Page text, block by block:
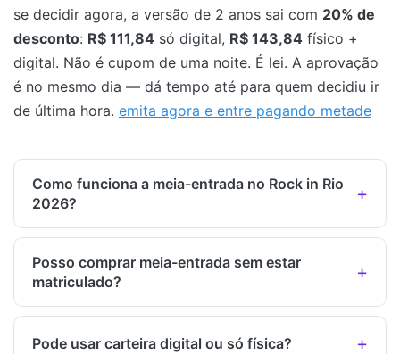
se decidir agora, a versão de 2 anos sai com 20% de
desconto: R$ 111,84 só digital, R$ 143,84 físico +
digital. Não é cupom de uma noite. É lei. A aprovação
é no mesmo dia — dá tempo até para quem decidiu ir
de última hora. emita agora e entre pagando metade
Como funciona a meia-entrada no Rock in Rio
2026?
Posso comprar meia-entrada sem estar
matriculado?
Pode usar carteira digital ou só física?